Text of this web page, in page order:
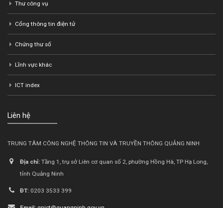
Thư công vụ
Cổng thông tin điện tử
Chứng thư số
Lĩnh vực khác
ICT index
Liên hệ
TRUNG TÂM CÔNG NGHỆ THÔNG TIN VÀ TRUYỀN THÔNG QUẢNG NINH
Địa chỉ: Tầng 1, trụ sở Liên cơ quan số 2, phường Hồng Hà, TP Hạ Long,
tỉnh Quảng Ninh
ĐT: 0203 3533 399